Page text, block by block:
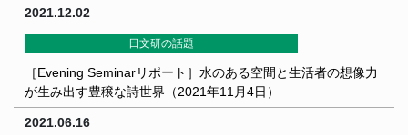
2021.12.02
日文研の話題
［Evening Seminarリポート］水のある空間と生活者の想像力
が生み出す豊穣な詩世界（2021年11月4日）
2021.06.16